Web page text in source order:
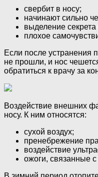
свербит в носу;
начинают сильно
выделение
плохое
Если после устранения
не прошли, и нос
обратиться к врачу за
Воздействие внешних
носу. К ним относятся:
сухой воздух;
пренебрежение
воздействие
ожоги, связанные